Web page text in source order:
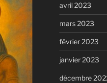
avril 2023
mars 2023
février 2023
janvier 2023
décembre